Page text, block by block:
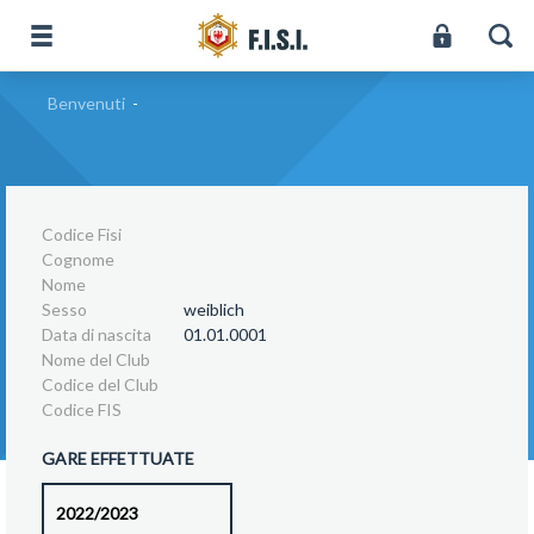
Benvenuti -
Codice Fisi
Cognome
Nome
Sesso
weiblich
Data di nascita
01.01.0001
Nome del Club
Codice del Club
Codice FIS
GARE EFFETTUATE